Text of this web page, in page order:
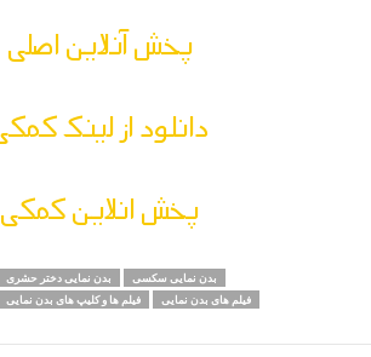
پخش آنلاین اصلی
دانلود از لینک
پخش انلاین کمکی
بدن نمایی دختر حشری
بدن نمایی سکسی
فیلم ها و کلیپ های بدن نمایی
فیلم های بدن نمایی